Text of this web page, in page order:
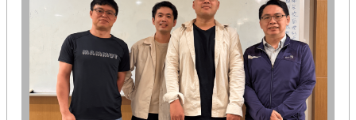
程、自動化資料處理、平行運算與 AI 工作負載管理等面
向之應用情境與系統設計概念。透過具國際開源專案參
與經驗之講者分享，協助與會者理解 AI 系統從底層基礎
架構、任務排程到大規模運算之完整技術脈絡，進一步
掌握開源技術於 AI 基礎建設與實務系統開發中的角色與
應用價值，強化跨域軟體系統開發與工程實作能力。